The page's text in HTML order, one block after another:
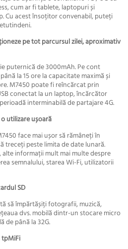
cum ar fi tablete, laptopuri și
Cu acest însoțitor convenabil, puteți
pe tot parcursul zilei, aproximativ
puternică de 3000mAh.Pe cont
la 15 ore la capacitate maximă și
M7450 poate fi reîncărcat prin
conectat la un laptop, încărcător
interminabilă de partajare 4G.
utilizare ușoară
face mai ușor să rămâneți în
treceți peste limita de date lunară.
alte informații mult mai multe despre
semnalului, starea Wi-Fi, utilizatorii
SD
să împărtășiți fotografii, muzică,
dvs. mobilă dintr-un stocare micro
de până la 32G.